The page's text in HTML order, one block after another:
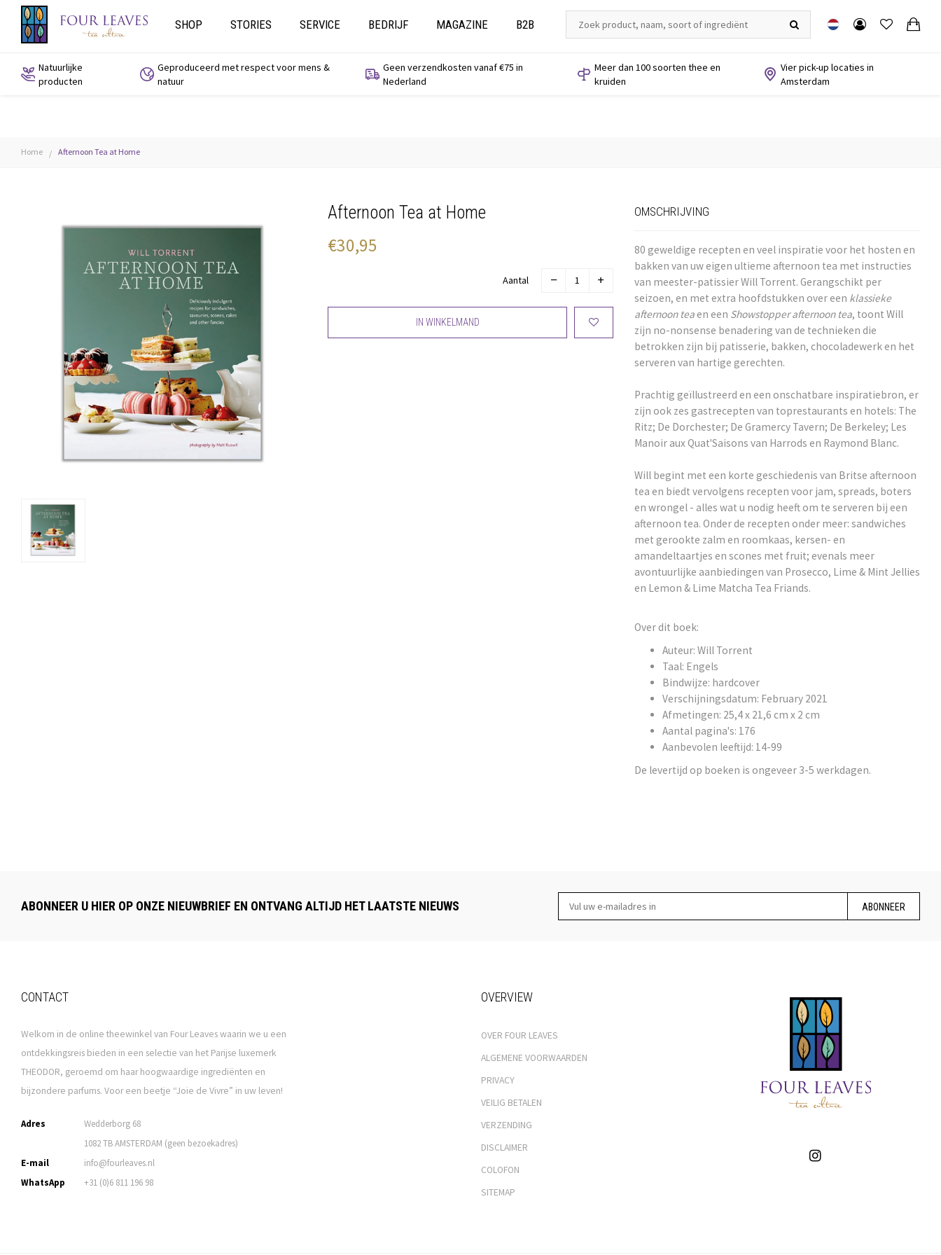
SHOP STORIES SERVICE BEDRIJF MAGAZINE B2B
Natuurlijke
producten
Geproduceerd met respect voor mens &
natuur
Geen verzendkosten vanaf €75 in
Nederland
Meer dan 100 soorten thee en
kruiden
Vier pick-up locaties in
Amsterdam
Home / Afternoon Tea at Home
Afternoon Tea at Home
€30,95
Aantal
IN WINKELMAND
OMSCHRIJVING
80 geweldige recepten en veel inspiratie voor het hosten en
bakken van uw eigen ultieme afternoon tea met instructies
van meester-patissier Will Torrent. Gerangschikt per
seizoen, en met extra hoofdstukken over een klassieke
afternoon tea en een Showstopper afternoon tea, toont Will
zijn no-nonsense benadering van de technieken die
betrokken zijn bij patisserie, bakken, chocoladewerk en het
serveren van hartige gerechten.
Prachtig geïllustreerd en een onschatbare inspiratiebron, er
zijn ook zes gastrecepten van toprestaurants en hotels: The
Ritz; De Dorchester; De Gramercy Tavern; De Berkeley; Les
Manoir aux Quat'Saisons van Harrods en Raymond Blanc.
Will begint met een korte geschiedenis van Britse afternoon
tea en biedt vervolgens recepten voor jam, spreads, boters
en wrongel - alles wat u nodig heeft om te serveren bij een
afternoon tea. Onder de recepten onder meer: sandwiches
met gerookte zalm en roomkaas, kersen- en
amandeltaartjes en scones met fruit; evenals meer
avontuurlijke aanbiedingen van Prosecco, Lime & Mint Jellies
en Lemon & Lime Matcha Tea Friands.
Over dit boek:
Auteur: Will Torrent
Taal: Engels
Bindwijze: hardcover
Verschijningsdatum: February 2021
Afmetingen: 25,4 x 21,6 cm x 2 cm
Aantal pagina's: 176
Aanbevolen leeftijd: 14-99
De levertijd op boeken is ongeveer 3-5 werkdagen.
ABONNEER U HIER OP ONZE NIEUWBRIEF EN ONTVANG ALTIJD HET LAATSTE NIEUWS ABONNEER
CONTACT
Welkom in de online theewinkel van Four Leaves waarin we u een
ontdekkingsreis bieden in een selectie van het Parijse luxemerk
THEODOR, geroemd om haar hoogwaardige ingrediënten en
bijzondere parfums. Voor een beetje “Joie de Vivre” in uw leven!
Adres
Wedderborg 68
1082 TB AMSTERDAM (geen bezoekadres)
E-mail
info@fourleaves.nl
WhatsApp
+31 (0)6 811 196 98
OVERVIEW
OVER FOUR LEAVES
ALGEMENE VOORWAARDEN
PRIVACY
VEILIG BETALEN
VERZENDING
DISCLAIMER
COLOFON
SITEMAP